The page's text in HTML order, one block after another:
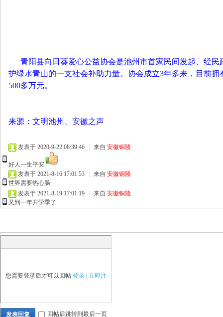
青阳县向日葵爱心公益协会是池州市首家民间发起、经
护绿水青山的一支社会补助力量。协会成立3年多来，目前
500多万元。
来源：文明池州、安徽之声
发表于 2020-9-22 08:39:46 来自 安徽铜陵
好人一生平安
发表于 2021-8-16 17:01:53
来自 安徽铜陵
世界需要热心肠
发表于 2021-8-19 17:01:19
来自 安徽铜陵
又到一年开学季了
您需要登录后才可以回帖 登录| 立即注
发表回复 回帖后跳转到最后一页